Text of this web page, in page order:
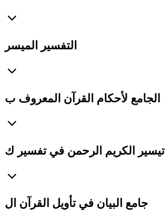
التفسير الميسر
الجامع لأحكام القرآن المعروف ب
تيسير الكريم الرحمن في تفسير ك
جامع البيان في تأويل القرآن ال